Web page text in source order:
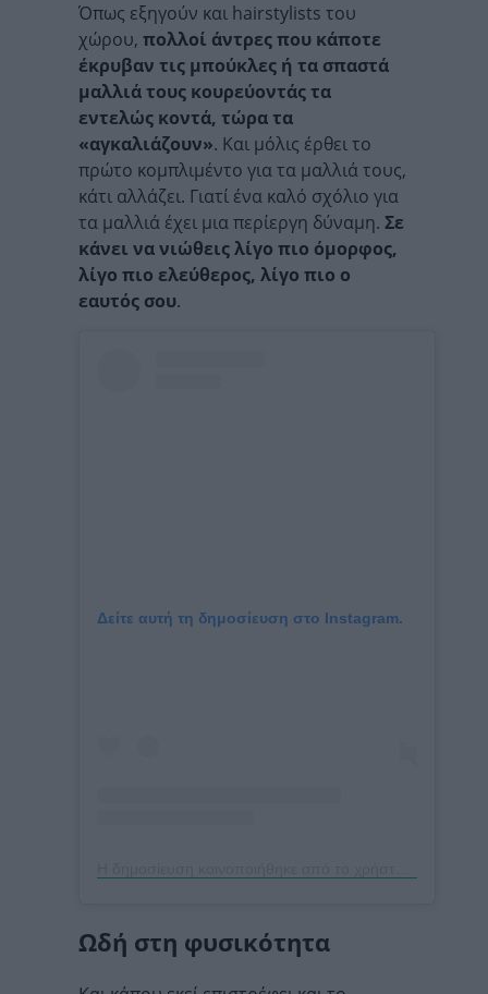
Όπως εξηγούν και hairstylists του
χώρου, πολλοί άντρες που κάποτε
έκρυβαν τις μπούκλες ή τα σπαστά
μαλλιά τους κουρεύοντάς τα
εντελώς κοντά, τώρα τα
«αγκαλιάζουν». Και μόλις έρθει το
πρώτο κομπλιμέντο για τα μαλλιά τους,
κάτι αλλάζει. Γιατί ένα καλό σχόλιο για
τα μαλλιά έχει μια περίεργη δύναμη. Σε
κάνει να νιώθεις λίγο πιο όμορφος,
λίγο πιο ελεύθερος, λίγο πιο ο
εαυτός σου.
Δείτε αυτή τη δημοσίευση στο Instagram.
Ωδή στη φυσικότητα